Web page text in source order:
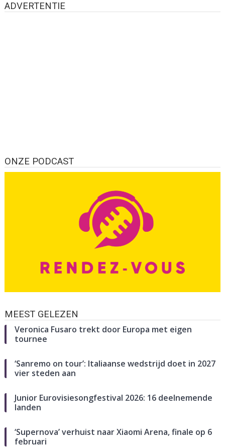
ADVERTENTIE
ONZE PODCAST
MEEST GELEZEN
Veronica Fusaro trekt door Europa met eigen
tournee
‘Sanremo on tour’: Italiaanse wedstrijd doet in 2027
vier steden aan
Junior Eurovisiesongfestival 2026: 16 deelnemende
landen
‘Supernova’ verhuist naar Xiaomi Arena, finale op 6
februari